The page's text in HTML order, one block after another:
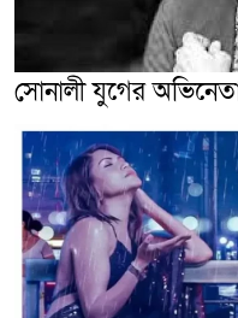
সোনালী যুগের